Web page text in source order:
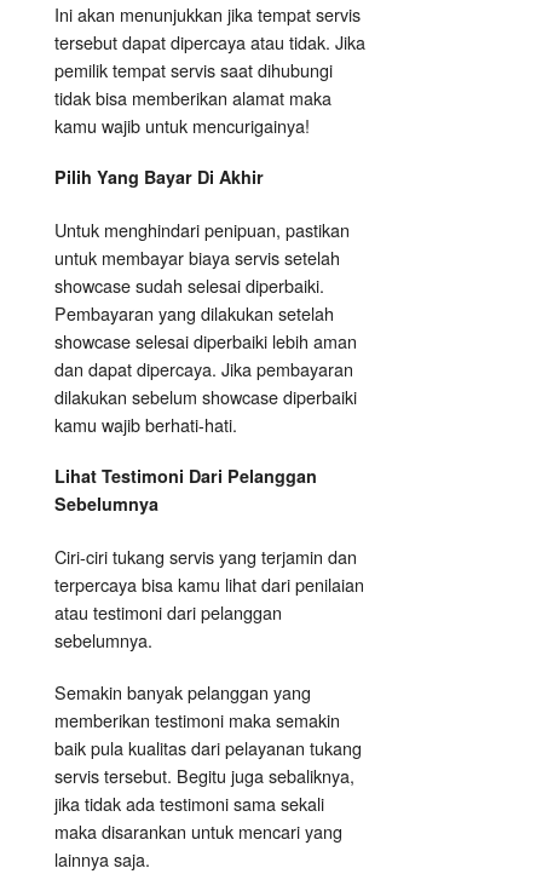
Ini akan menunjukkan jika tempat servis
tersebut dapat dipercaya atau tidak. Jika
pemilik tempat servis saat dihubungi
tidak bisa memberikan alamat maka
kamu wajib untuk mencurigainya!
Pilih Yang Bayar Di Akhir
Untuk menghindari penipuan, pastikan
untuk membayar biaya servis setelah
showcase sudah selesai diperbaiki.
Pembayaran yang dilakukan setelah
showcase selesai diperbaiki lebih aman
dan dapat dipercaya. Jika pembayaran
dilakukan sebelum showcase diperbaiki
kamu wajib berhati-hati.
Lihat Testimoni Dari Pelanggan
Sebelumnya
Ciri-ciri tukang servis yang terjamin dan
terpercaya bisa kamu lihat dari penilaian
atau testimoni dari pelanggan
sebelumnya.
Semakin banyak pelanggan yang
memberikan testimoni maka semakin
baik pula kualitas dari pelayanan tukang
servis tersebut. Begitu juga sebaliknya,
jika tidak ada testimoni sama sekali
maka disarankan untuk mencari yang
lainnya saja.